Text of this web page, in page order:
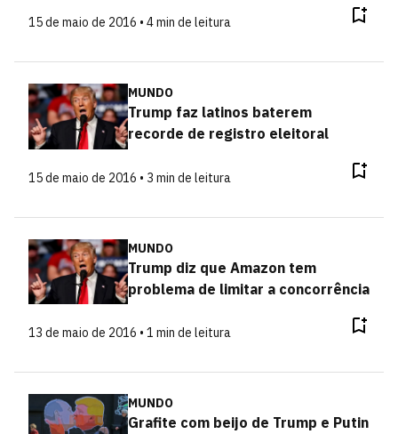
15 de maio de 2016 • 4 min de leitura
MUNDO
Trump faz latinos baterem
recorde de registro eleitoral
15 de maio de 2016 • 3 min de leitura
MUNDO
Trump diz que Amazon tem
problema de limitar a concorrência
13 de maio de 2016 • 1 min de leitura
MUNDO
Grafite com beijo de Trump e Putin